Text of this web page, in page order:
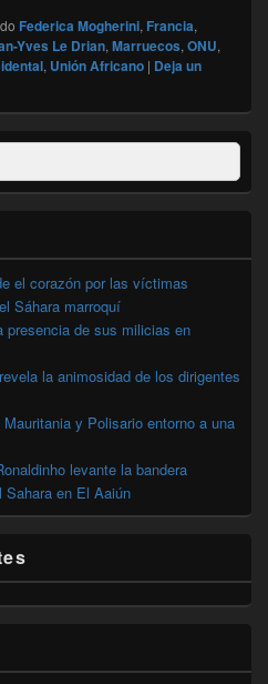
Federica Mogherini, Francia,
Yves Le Drian,Marruecos,ONU,
, Unión Africano | Deja un
el corazón por las víctimas
Sáhara marroquí
presencia de sus milicias en
la animosidad de los dirigentes
y Polisario entorno a una
levante la bandera
Sahara en El Aaiún